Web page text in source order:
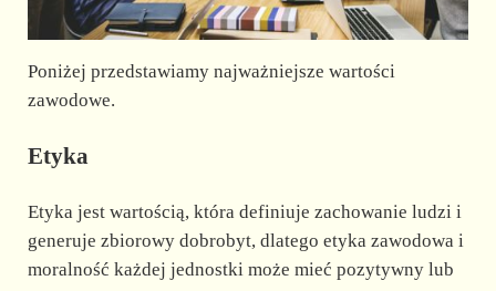
Poniżej przedstawiamy najważniejsze wartości
zawodowe.
Etyka
Etyka jest wartością, która definiuje zachowanie ludzi i
generuje zbiorowy dobrobyt, dlatego etyka zawodowa i
moralność każdej jednostki może mieć pozytywny lub